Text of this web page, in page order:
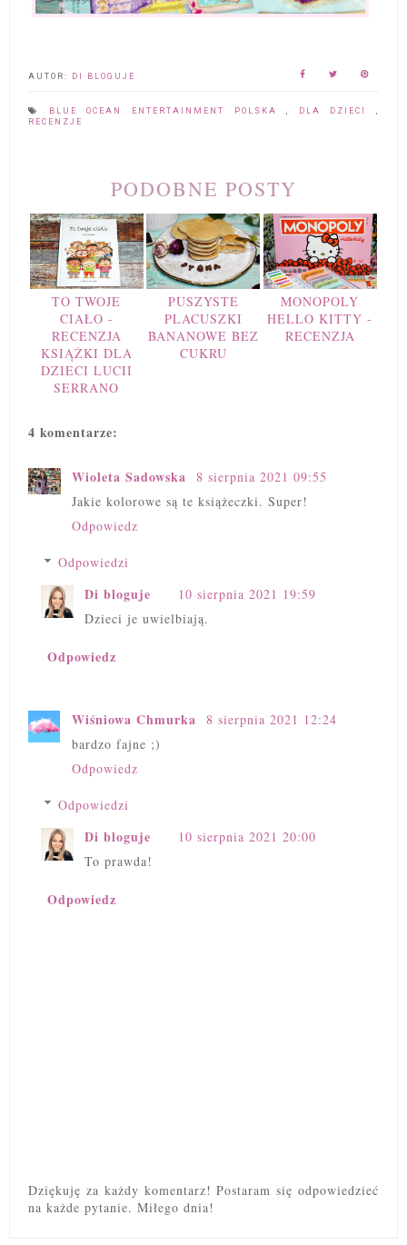
AUTOR: DI BLOGUJE
BLUE OCEAN ENTERTAINMENT POLSKA, DLA DZIECI ,
RECENZJE
PODOBNE POSTY
TO TWOJE
CIAŁO -
RECENZJA
KSIĄŻKI DLA
DZIECI LUCII
SERRANO
PUSZYSTE
PLACUSZKI
BANANOWE BEZ
CUKRU
MONOPOLY
HELLO KITTY -
RECENZJA
4 komentarze:
Wioleta Sadowska
8 sierpnia 2021 09:55
Jakie kolorowe są te książeczki. Super!
Odpowiedz
Odpowiedzi
Di bloguje
10 sierpnia 2021 19:59
Dzieci je uwielbiają.
Odpowiedz
Wiśniowa Chmurka
8 sierpnia 2021 12:24
bardzo fajne ;)
Odpowiedz
Odpowiedzi
Di bloguje
10 sierpnia 2021 20:00
To prawda!
Odpowiedz
Dziękuję za każdy komentarz! Postaram się odpowiedzieć
na każde pytanie. Miłego dnia!